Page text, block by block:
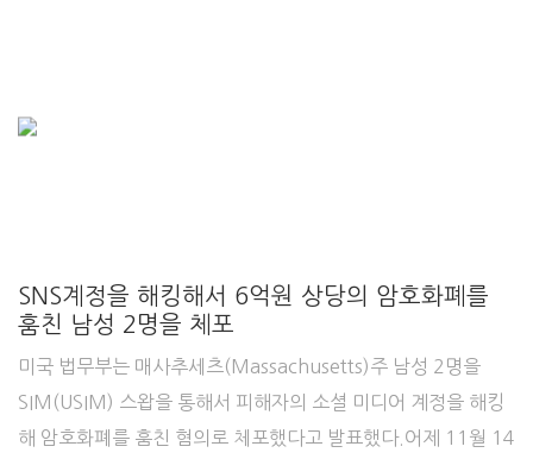
SNS계정을 해킹해서 6억원 상당의 암호화폐를
훔친 남성 2명을 체포
미국 법무부는 매사추세츠(Massachusetts)주 남성 2명을
SIM(USIM) 스왑을 통해서 피해자의 소셜 미디어 계정을 해킹
해 암호화폐를 훔친 혐의로 체포했다고 발표했다.어제 11월 14